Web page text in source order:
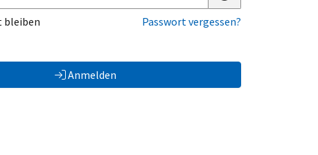
Passwort anzeigen
bleiben
Passwort vergessen?
Anmelden